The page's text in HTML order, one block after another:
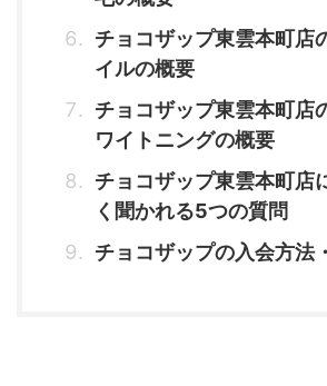
チョコザップ東雲本町店
イルの概要
チョコザップ東雲本町店
ワイトニングの概要
チョコザップ東雲本町店
く聞かれる5つの質問
チョコザップの入会方法